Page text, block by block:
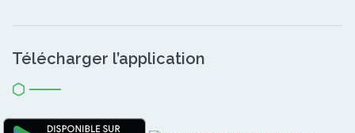
Télécharger l’application